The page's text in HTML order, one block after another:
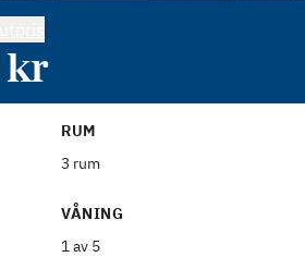
kr
RUM
3 rum
VÅNING
1 av 5